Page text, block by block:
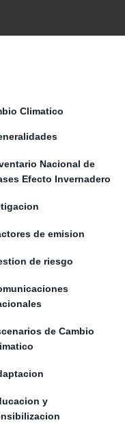
Climatico
Nacional de
Efecto Invernadero
de emision
de riesgo
de Cambio
y